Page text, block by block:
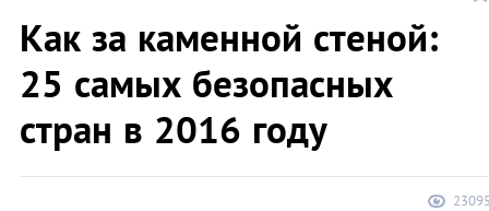
Как за каменной стеной:
25 самых безопасных
стран в 2016 году